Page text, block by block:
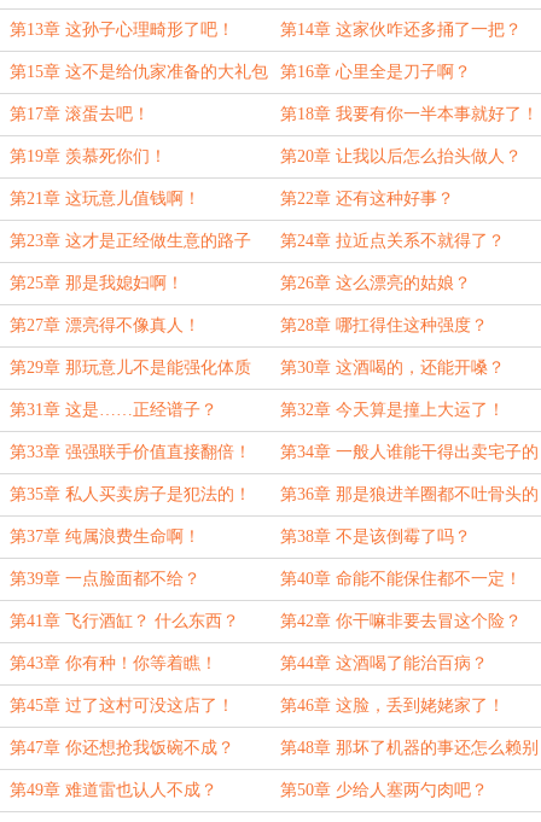
去？
第13章 这孙子心理畸形了吧！ 第14章 这家伙咋还多捅了一把？
第15章 这不是给仇家准备的大礼包
嘛？
第16章 心里全是刀子啊？
第17章 滚蛋去吧！ 第18章 我要有你一半本事就好了！
第19章 羡慕死你们！ 第20章 让我以后怎么抬头做人？
第21章 这玩意儿值钱啊！ 第22章 还有这种好事？
第23章 这才是正经做生意的路子 第24章 拉近点关系不就得了？
第25章 那是我媳妇啊！ 第26章 这么漂亮的姑娘？
第27章 漂亮得不像真人！ 第28章 哪扛得住这种强度？
第29章 那玩意儿不是能强化体质
吗？
第30章 这酒喝的，还能开嗓？
第31章 这是……正经谱子？ 第32章 今天算是撞上大运了！
第33章 强强联手价值直接翻倍！ 第34章 一般人谁能干得出卖宅子的
事？
第35章 私人买卖房子是犯法的！ 第36章 那是狼进羊圈都不吐骨头的
主儿！
第37章 纯属浪费生命啊！ 第38章 不是该倒霉了吗？
第39章 一点脸面都不给？ 第40章 命能不能保住都不一定！
第41章 飞行酒缸？ 什么东西？ 第42章 你干嘛非要去冒这个险？
第43章 你有种！你等着瞧！ 第44章 这酒喝了能治百病？
第45章 过了这村可没这店了！ 第46章 这脸，丢到姥姥家了！
第47章 你还想抢我饭碗不成？ 第48章 那坏了机器的事还怎么赖别
人？
第49章 难道雷也认人不成？ 第50章 少给人塞两勺肉吧？